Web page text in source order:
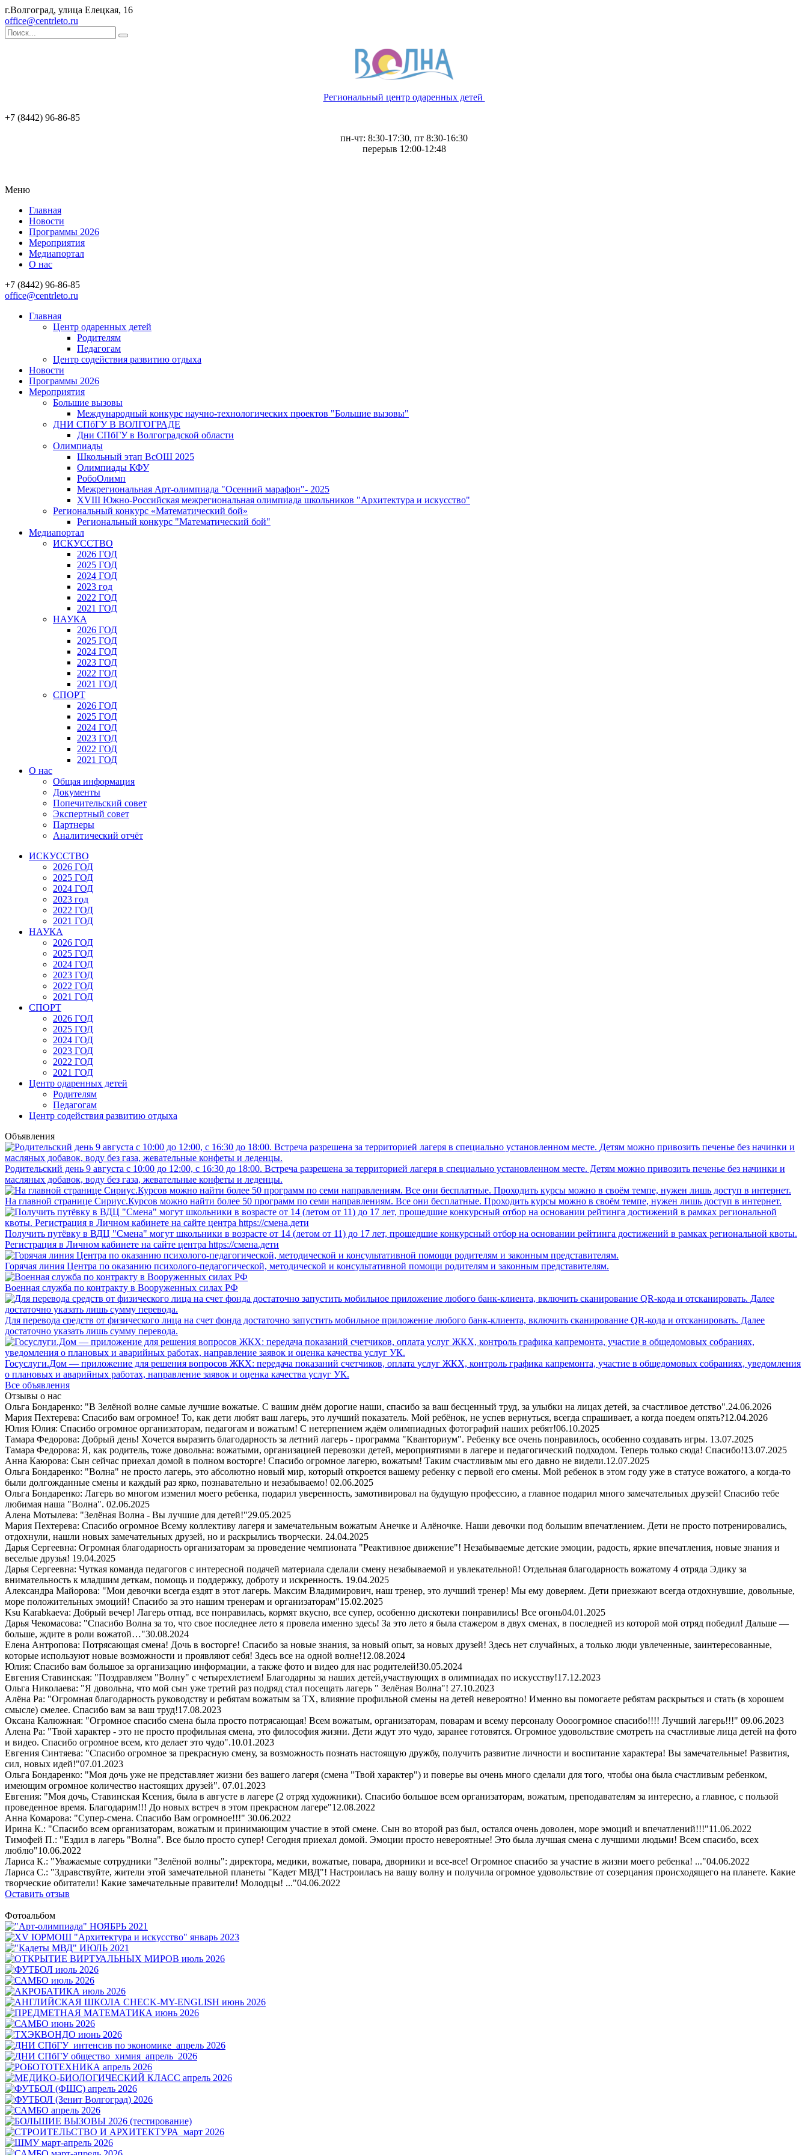
г.Волгоград, улица Елецкая, 16
office@centrleto.ru
Региональный центр одаренных детей
+7 (8442) 96-86-85
пн-чт: 8:30-17:30, пт 8:30-16:30
перерыв 12:00-12:48
Меню
Главная
Новости
Программы 2026
Мероприятия
Медиапортал
О нас
+7 (8442) 96-86-85
office@centrleto.ru
Главная
Центр одаренных детей
Родителям
Педагогам
Центр содействия развитию отдыха
Новости
Программы 2026
Мероприятия
Большие вызовы
Международный конкурс научно-технологических проектов "Большие вызовы"
ДНИ СПбГУ В ВОЛГОГРАДЕ
Дни СПбГУ в Волгоградской области
Олимпиады
Школьный этап ВсОШ 2025
Олимпиады КФУ
РобоОлимп
Межрегиональная Арт-олимпиада "Осенний марафон"- 2025
XVIII Южно-Российская межрегиональная олимпиада школьников "Архитектура и искусство"
Региональный конкурс «Математический бой»
Региональный конкурс "Математический бой"
Медиапортал
ИСКУССТВО
2026 ГОД
2025 ГОД
2024 ГОД
2023 год
2022 ГОД
2021 ГОД
НАУКА
2026 ГОД
2025 ГОД
2024 ГОД
2023 ГОД
2022 ГОД
2021 ГОД
СПОРТ
2026 ГОД
2025 ГОД
2024 ГОД
2023 ГОД
2022 ГОД
2021 ГОД
О нас
Общая информация
Документы
Попечительский совет
Экспертный совет
Партнеры
Аналитический отчёт
ИСКУССТВО
2026 ГОД
2025 ГОД
2024 ГОД
2023 год
2022 ГОД
2021 ГОД
НАУКА
2026 ГОД
2025 ГОД
2024 ГОД
2023 ГОД
2022 ГОД
2021 ГОД
СПОРТ
2026 ГОД
2025 ГОД
2024 ГОД
2023 ГОД
2022 ГОД
2021 ГОД
Центр одаренных детей
Родителям
Педагогам
Центр содействия развитию отдыха
Объявления
Родительский день 9 августа с 10:00 до 12:00, с 16:30 до 18:00. Встреча разрешена за территорией лагеря в специально установленном месте. Детям можно привозить печенье без начинки и
масляных добавок, воду без газа, жевательные конфеты и леденцы.
На главной странице Сириус.Курсов можно найти более 50 программ по семи направлениям. Все они бесплатные. Проходить курсы можно в своём темпе, нужен лишь доступ в интернет.
Получить путёвку в ВДЦ "Смена" могут школьники в возрасте от 14 (летом от 11) до 17 лет, прошедшие конкурсный отбор на основании рейтинга достижений в рамках региональной квоты.
Регистрация в Личном кабинете на сайте центра https://смена.дети
Горячая линия Центра по оказанию психолого-педагогической, методической и консультативной помощи родителям и законным представителям.
Военная служба по контракту в Вооруженных силах РФ
Для перевода средств от физического лица на счет фонда достаточно запустить мобильное приложение любого банк-клиента, включить сканирование QR-кода и отсканировать. Далее
достаточно указать лишь сумму перевода.
Госуслуги.Дом — приложение для решения вопросов ЖКХ: передача показаний счетчиков, оплата услуг ЖКХ, контроль графика капремонта, участие в общедомовых собраниях, уведомления
о плановых и аварийных работах, направление заявок и оценка качества услуг УК.
Все объявления
Отзывы о нас
Ольга Бондаренко: "В Зелёной волне самые лучшие вожатые. С вашим днём дорогие наши, спасибо за ваш бесценный труд, за улыбки на лицах детей, за счастливое детство".24.06.2026
Мария Пехтерева: Спасибо вам огромное! То, как дети любят ваш лагерь, это лучший показатель. Мой ребёнок, не успев вернуться, всегда спрашивает, а когда поедем опять?12.04.2026
Юлия Юлия: Спасибо огромное организаторам, педагогам и вожатым! С нетерпением ждём олимпиадных фотографий наших ребят!06.10.2025
Тамара Федорова: Добрый день! Хочется выразить благодарность за летний лагерь - программа "Кванториум". Ребенку все очень понравилось, особенно создавать игры. 13.07.2025
Тамара Федорова: Я, как родитель, тоже довольна: вожатыми, организацией перевозки детей, мероприятиями в лагере и педагогический подходом. Теперь только сюда! Спасибо!13.07.2025
Анна Каюрова: Сын сейчас приехал домой в полном восторге! Спасибо огромное лагерю, вожатым! Таким счастливым мы его давно не видели.12.07.2025
Ольга Бондаренко: "Волна" не просто лагерь, это абсолютно новый мир, который откроется вашему ребенку с первой его смены. Мой ребенок в этом году уже в статусе вожатого, а когда-то
были долгожданные смены и каждый раз ярко, познавательно и незабываемо! 02.06.2025
Ольга Бондаренко: Лагерь во многом изменил моего ребенка, подарил уверенность, замотивировал на будущую профессию, а главное подарил много замечательных друзей! Спасибо тебе
любимая наша "Волна". 02.06.2025
Алена Мотылева: "Зелёная Волна - Вы лучшие для детей!"29.05.2025
Мария Пехтерева: Спасибо огромное Всему коллективу лагеря и замечательным вожатым Анечке и Алёночке. Наши девочки под большим впечатлением. Дети не просто потренировались,
отдохнули, нашли новых замечательных друзей, но и раскрылись творчески. 24.04.2025
Дарья Сергеевна: Огромная благодарность организаторам за проведение чемпионата "Реактивное движение"! Незабываемые детские эмоции, радость, яркие впечатления, новые знания и
веселые друзья! 19.04.2025
Дарья Сергеевна: Чуткая команда педагогов с интересной подачей материала сделали смену незабываемой и увлекательной! Отдельная благодарность вожатому 4 отряда Эдику за
внимательность к младшим деткам, помощь и поддержку, доброту и искренность. 19.04.2025
Александра Майорова: "Мои девочки всегда ездят в этот лагерь. Максим Владимирович, наш тренер, это лучший тренер! Мы ему доверяем. Дети приезжают всегда отдохнувшие, довольные,
море положительных эмоций! Спасибо за это нашим тренерам и организаторам"15.02.2025
Ksu Karabkaeva: Добрый вечер! Лагерь отпад, все понравилась, кормят вкусно, все супер, особенно дискотеки понравились! Все огонь04.01.2025
Дарья Чекомасова: "Спасибо Волна за то, что свое последнее лето я провела именно здесь! За это лето я была стажером в двух сменах, в последней из которой мой отряд победил! Дальше —
больше, ждите в роли вожатой…"30.08.2024
Елена Антропова: Потрясающая смена! Дочь в восторге! Спасибо за новые знания, за новый опыт, за новых друзей! Здесь нет случайных, а только люди увлеченные, заинтересованные,
которые используют новые возможности и проявляют себя! Здесь все на одной волне!12.08.2024
Юлия: Спасибо вам большое за организацию информации, а также фото и видео для нас родителей!30.05.2024
Евгения Ставинская: "Поздравляем "Волну" с четырехлетием! Благодарны за наших детей,участвующих в олимпиадах по искусству!17.12.2023
Ольга Николаева: "Я довольна, что мой сын уже третий раз подряд стал посещать лагерь " Зелёная Волна"! 27.10.2023
Алёна Ра: "Огромная благодарность руководству и ребятам вожатым за ТХ, влияние профильной смены на детей невероятно! Именно вы помогаете ребятам раскрыться и стать (в хорошем
смысле) смелее. Спасибо вам за ваш труд!17.08.2023
Оксана Калюжная: "Огромное спасибо смена была просто потрясающая! Всем вожатым, организаторам, поварам и всему персоналу Оооогромное спасибо!!!! Лучший лагерь!!!" 09.06.2023
Алена Ра: "Твой характер - это не просто профильная смена, это философия жизни. Дети ждут это чудо, заранее готовятся. Огромное удовольствие смотреть на счастливые лица детей на фото
и видео. Спасибо огромное всем, кто делает это чудо".10.01.2023
Евгения Синтяева: "Спасибо огромное за прекрасную смену, за возможность познать настоящую дружбу, получить развитие личности и воспитание характера! Вы замечательные! Развития,
сил, новых идей!"07.01.2023
Ольга Бондаренко: "Моя дочь уже не представляет жизни без вашего лагеря (смена "Твой характер") и поверье вы очень много сделали для того, чтобы она была счастливым ребенком,
имеющим огромное количество настоящих друзей". 07.01.2023
Евгения: "Моя дочь, Ставинская Ксения, была в августе в лагере (2 отряд художники). Спасибо большое всем организаторам, вожатым, преподавателям за интересно, а главное, с пользой
проведенное время. Благодарим!!! До новых встреч в этом прекрасном лагере"12.08.2022
Анна Комарова: "Супер-смена. Спасибо Вам огромное!!!" 30.06.2022
Ирина К.: "Спасибо всем организаторам, вожатым и принимающим участие в этой смене. Сын во второй раз был, остался очень доволен, море эмоций и впечатлений!!!"11.06.2022
Тимофей П.: "Ездил в лагерь "Волна". Все было просто супер! Сегодня приехал домой. Эмоции просто невероятные! Это была лучшая смена с лучшими людьми! Всем спасибо, всех
люблю"10.06.2022
Лариса К.: "Уважаемые сотрудники "Зелёной волны": директора, медики, вожатые, повара, дворники и все-все! Огромное спасибо за участие в жизни моего ребенка! ..."04.06.2022
Лариса С.: "Здравствуйте, жители этой замечательной планеты "Кадет МВД"! Настроилась на вашу волну и получила огромное удовольствие от созерцания происходящего на планете. Какие
творческие обитатели! Какие замечательные правители! Молодцы! ..."04.06.2022
Оставить отзыв
Фотоальбом